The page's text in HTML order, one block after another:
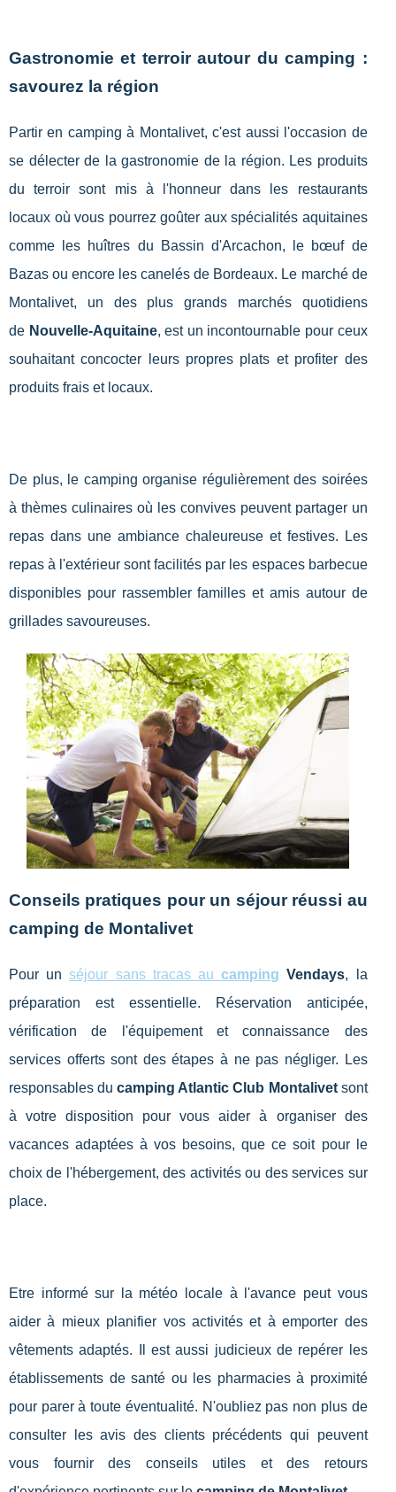
Gastronomie et terroir autour du camping :
savourez la région
Partir en camping à Montalivet, c'est aussi l'occasion de
se délecter de la gastronomie de la région. Les produits
du terroir sont mis à l'honneur dans les restaurants
locaux où vous pourrez goûter aux spécialités aquitaines
comme les huîtres du Bassin d'Arcachon, le bœuf de
Bazas ou encore les canelés de Bordeaux. Le marché de
Montalivet, un des plus grands marchés quotidiens
de Nouvelle-Aquitaine, est un incontournable pour ceux
souhaitant concocter leurs propres plats et profiter des
produits frais et locaux.
De plus, le camping organise régulièrement des soirées
à thèmes culinaires où les convives peuvent partager un
repas dans une ambiance chaleureuse et festives. Les
repas à l'extérieur sont facilités par les espaces barbecue
disponibles pour rassembler familles et amis autour de
grillades savoureuses.
Conseils pratiques pour un séjour réussi au
camping de Montalivet
Pour unséjour sans tracas aucamping Vendays, la
préparation est essentielle. Réservation anticipée,
vérification de l'équipement et connaissance des
services offerts sont des étapes à ne pas négliger. Les
responsables ducamping Atlantic Club Montalivetsont
à votre disposition pour vous aider à organiser des
vacances adaptées à vos besoins, que ce soit pour le
choix de l'hébergement, des activités ou des services sur
place.
Etre informé sur la météo locale à l'avance peut vous
aider à mieux planifier vos activités et à emporter des
vêtements adaptés. Il est aussi judicieux de repérer les
établissements de santé ou les pharmacies à proximité
pour parer à toute éventualité. N'oubliez pas non plus de
consulter les avis des clients précédents qui peuvent
vous fournir des conseils utiles et des retours